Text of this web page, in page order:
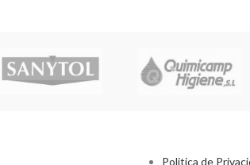
Politica de